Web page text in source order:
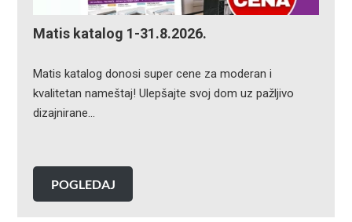
Matis katalog 1-31.8.2026.
Matis katalog donosi super cene za moderan i
kvalitetan nameštaj! Ulepšajte svoj dom uz pažljivo
dizajnirane…
POGLEDAJ